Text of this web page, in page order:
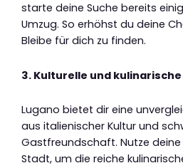
starte deine Suche bereits
Umzug. So erhöhst du deine
Bleibe für dich zu finden.
3. Kulturelle und
Lugano bietet dir eine
aus italienischer Kultur und
Gastfreundschaft. Nutze deine
Stadt, um die reiche